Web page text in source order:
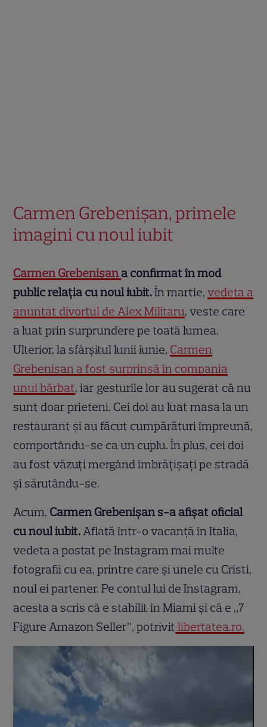
Carmen Grebenișan, primele
imagini cu noul iubit
Carmen Grebenișan a confirmat în mod
public relația cu noul iubit.În martie,vedeta a
anunțat divorțul de Alex Militaru, veste care
a luat prin surprundere pe toată lumea.
Ulterior, la sfârșitul lunii iunie, Carmen
Grebenișan a fost surprinsă în compania
unui bărbat, iar gesturile lor au sugerat că nu
sunt doar prieteni. Cei doi au luat masa la un
restaurant și au făcut cumpărături împreună,
comportându-se ca un cuplu. În plus, cei doi
au fost văzuți mergând îmbrățișați pe stradă
și sărutându-se.
Acum, Carmen Grebenișan s-a afișat oficial
cu noul iubit.Aflată într-o vacanță în Italia,
vedeta a postat pe Instagram mai multe
fotografii cu ea, printre care și unele cu Cristi,
noul ei partener. Pe contul lui de Instagram,
acesta a scris că e stabilit în Miami și că e „7
Figure Amazon Seller”, potrivit libertatea.ro.